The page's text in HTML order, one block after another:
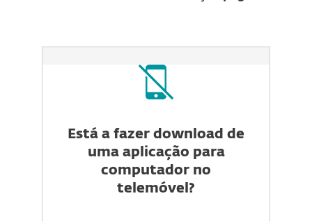
Está a fazer download de
uma aplicação para
computador no
telemóvel?